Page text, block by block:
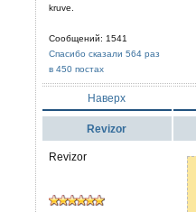
kruve.
Сообщений: 1541
Спасибо сказали 564 раз
в 450 постах
Наверх
Revizor
Revizor